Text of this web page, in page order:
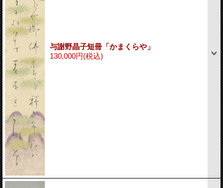
与謝野晶子短冊「かまくらや」
130,000円(税込)